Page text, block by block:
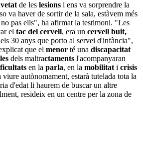
de les lesions i ens va sorprendre la
va haver de sortir de la sala, estàvem més
no pas ells", ha afirmat la testimoni. "Les
el tac del cervell, era un cervell buit,
30 anys que porto al servei d'infància",
que el menor té una discapacitat
dels maltractaments l'acompanyaran
en la parla, en la mobilitat i crisis
autònomament, estarà tutelada tota la
d'edat li haurem de buscar un altre
resideix en un centre per la zona de